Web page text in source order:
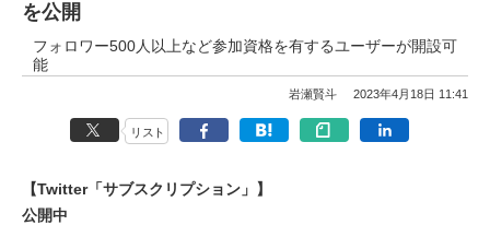
を公開
フォロワー500人以上など参加資格を有するユーザーが開設可
能
岩瀬賢斗 2023年4月18日 11:41
リスト
【Twitter「サブスクリプション」】
公開中